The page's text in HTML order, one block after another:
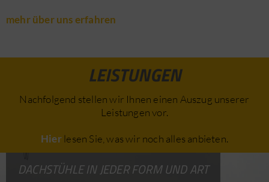
mehr über uns erfahren
LEISTUNGEN
Nachfolgend stellen wir Ihnen einen Auszug unserer
Leistungen vor.
Hierlesen Sie, was wir noch alles anbieten.
DACHSTÜHLE IN JEDER FORM UND ART